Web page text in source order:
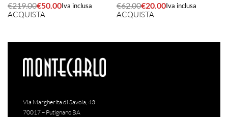
€219.00€50.00Iva inclusa
ACQUISTA
€62.00€20.00Iva inclusa
ACQUISTA
Via Margherita di Savoia, 43
70017 – Putignano BA